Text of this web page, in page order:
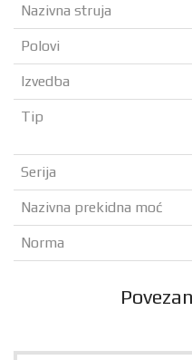
Nazivna struja
Polovi
Izvedba
Tip
Serija
Nazivna prekidna moć
Norma